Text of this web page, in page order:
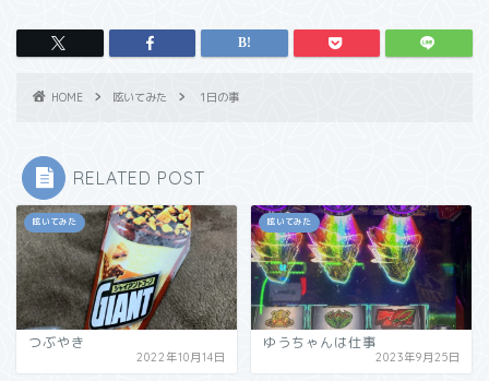
HOME 呟いてみた 1日の事
RELATED POST
呟いてみた
つぶやき
2022年10月14日
呟いてみた
ゆうちゃんは仕事
2023年9月25日